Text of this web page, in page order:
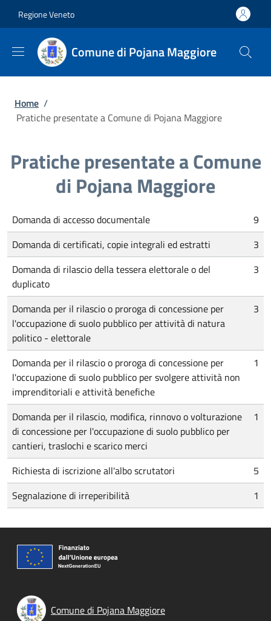
Regione Veneto
Comune di Pojana Maggiore
Briciole di pane
Home /
Pratiche presentate a Comune di Pojana Maggiore
Pratiche presentate a Comune
di Pojana Maggiore
Domanda di accesso documentale
9
Domanda di certificati, copie integrali ed estratti
3
Domanda di rilascio della tessera elettorale o del
duplicato
3
Domanda per il rilascio o proroga di concessione per
l'occupazione di suolo pubblico per attività di natura
politico - elettorale
3
Domanda per il rilascio o proroga di concessione per
l'occupazione di suolo pubblico per svolgere attività non
imprenditoriali e attività benefiche
1
Domanda per il rilascio, modifica, rinnovo o volturazione
di concessione per l'occupazione di suolo pubblico per
cantieri, traslochi e scarico merci
1
Richiesta di iscrizione all'albo scrutatori
5
Segnalazione di irreperibilità
1
Comune di Pojana Maggiore